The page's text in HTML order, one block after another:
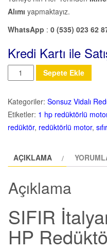
Alımı yapmaktayız.
WhatsApp : 0 (535) 023 62
Kredi Kartı ile
Miktar Sepete Ekle
Kategoriler: Sonsuz Vidalı
Etiketler: 1 hp redüktörlü
redüktör, redüktörlü motor,
AÇIKLAMA
Açıklama
SIFIR
HP